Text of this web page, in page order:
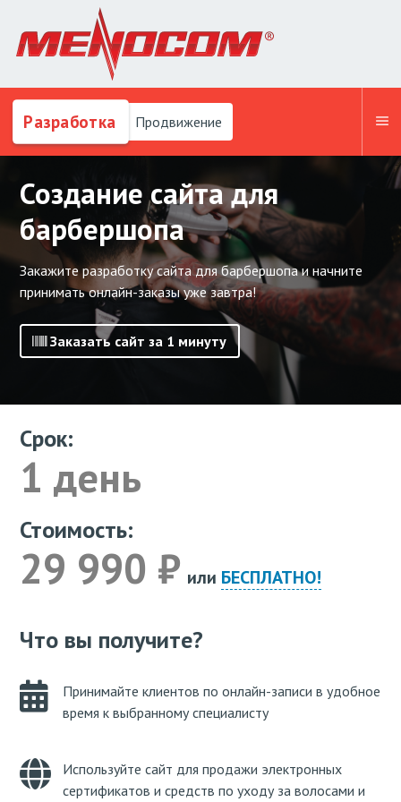
Разработка Продвижение
Создание сайта для
барбершопа
Закажите разработку сайта для барбершопа и начните
принимать онлайн-заказы уже завтра!
Заказать сайт за 1 минуту
Срок:
1 день
Стоимость:
29 990 ₽ или БЕСПЛАТНО!
Что вы получите?
Принимайте клиентов по онлайн-записи в удобное
время к выбранному специалисту
Используйте сайт для продажи электронных
сертификатов и средств по уходу за волосами и